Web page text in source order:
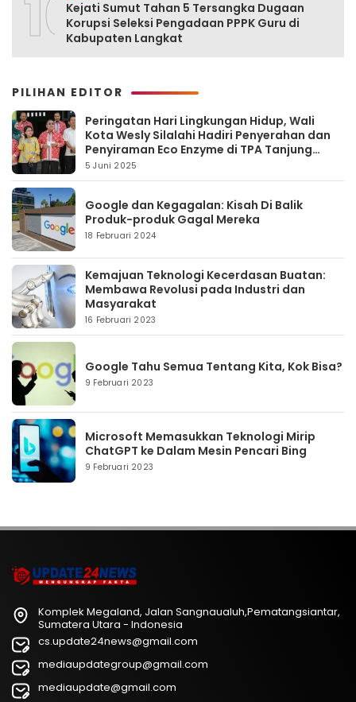
10Kejati Sumut Tahan 5 Tersangka Dugaan
Korupsi Seleksi Pengadaan PPPK Guru di
Kabupaten Langkat
PILIHAN EDITOR
Peringatan Hari Lingkungan Hidup, Wali
Kota Wesly Silalahi Hadiri Penyerahan dan
Penyiraman Eco Enzyme di TPA Tanjung
Pinggir
5 Juni 2025
Google dan Kegagalan: Kisah Di Balik
Produk-produk Gagal Mereka
18 Februari 2024
Kemajuan Teknologi Kecerdasan Buatan:
Membawa Revolusi pada Industri dan
Masyarakat
16 Februari 2023
Google Tahu Semua Tentang Kita, Kok Bisa?
9 Februari 2023
Microsoft Memasukkan Teknologi Mirip
ChatGPT ke Dalam Mesin Pencari Bing
9 Februari 2023
Komplek Megaland, Jalan Sangnaualuh,Pematangsiantar,
Sumatera Utara - Indonesia
cs.update24news@gmail.com
mediaupdategroup@gmail.com
mediaupdate@gmail.com